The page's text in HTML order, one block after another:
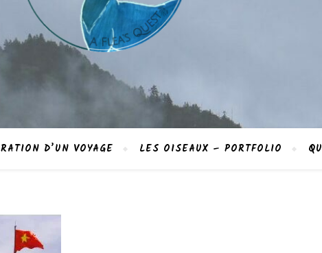
D’UN VOYAGE LES OISEAUX – PORTFOLIO